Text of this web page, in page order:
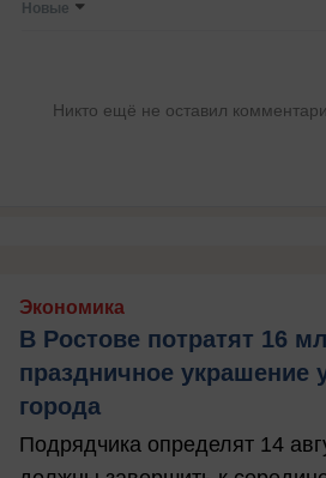
Новые
Никто ещё не оставил
Экономика
В Ростове потратят 16
праздничное украшение
города
Подрядчика определят 14